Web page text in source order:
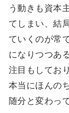
う動きも資本
てしまい、結
ていくのが常
になりつつあ
注目もしてお
本当にほんの
随分と変わっ